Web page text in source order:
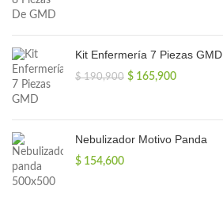
era:
$ 200,900.
es:
$ 180,900.
Kit Enfermería 7 Piezas GMD
$190,900 El
era:
$ 190,900.
$ 165,900El
es:
$ 165,900.
Nebulizador Motivo Panda
$ 154,600